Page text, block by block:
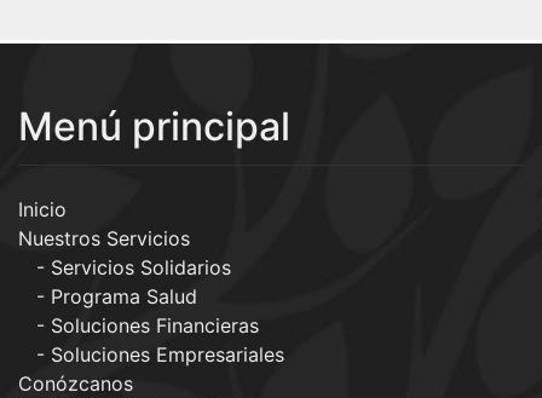
Menú principal
Inicio
Nuestros Servicios
Servicios Solidarios
Programa Salud
Soluciones Financieras
Soluciones Empresariales
Conózcanos